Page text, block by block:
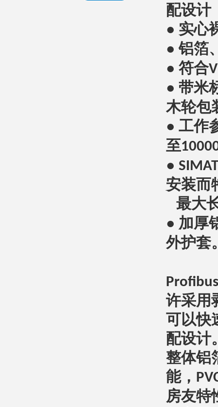
配设计
● 实心
● 铝箔
● 符合
● 带米
木轮包
● 工作
至
●
安装而
最大
● 加厚
外护套
许采用
可以快
配设计
整体铝
能，
房友特